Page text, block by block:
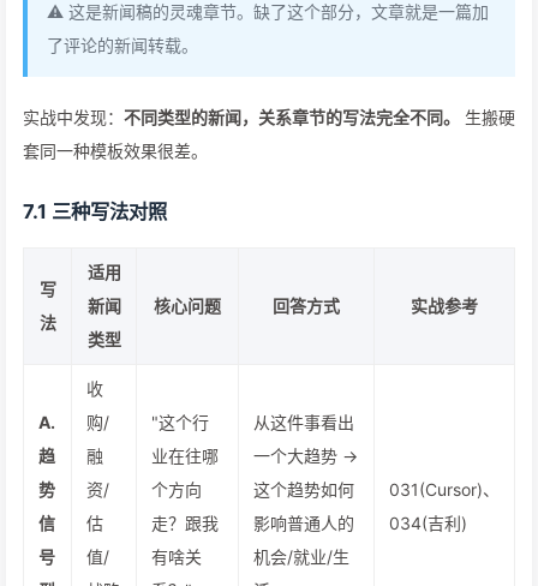
⚠️ 这是新闻稿的灵魂章节。缺了这个部分，文章就是一篇加
了评论的新闻转载。
实战中发现： 不同类型的新闻，关系章节的写法完全不同。
生搬硬
套同一种模板效果很差。
7.1 三种写法对照
写
法
适用
新闻
类型
核心问题 回答方式 实战参考
A.
趋
势
信
号
收
购/
融
资/
估
值/
"这个行
业在往哪
个方向
走？跟我
有啥关
从这件事看出
一个大趋势 →
这个趋势如何
影响普通人的
机会/就业/生
031(Cursor)、
034(吉利)